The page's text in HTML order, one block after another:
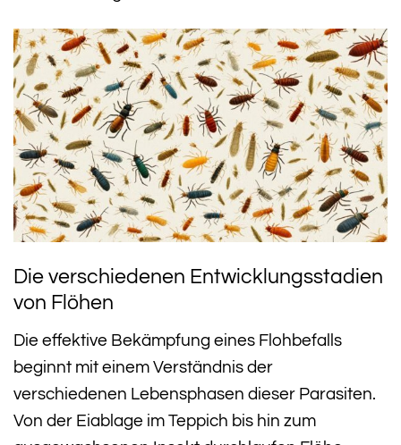
Die verschiedenen Entwicklungsstadien
von Flöhen
Die effektive Bekämpfung eines Flohbefalls
beginnt mit einem Verständnis der
verschiedenen Lebensphasen dieser Parasiten.
Von der Eiablage im Teppich bis hin zum